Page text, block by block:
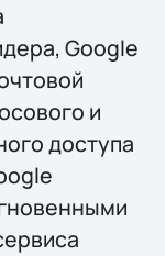
Google
и
доступа